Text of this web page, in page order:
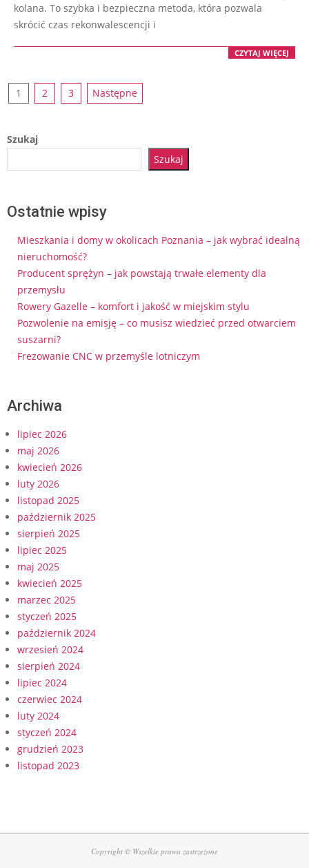
kolana. To szybka i bezpieczna metoda, która pozwala
skrócić czas rekonwalescencji i
CZYTAJ WIĘCEJ
Stronicowanie
1 2 3 Następne
Szukaj
Szukaj
Ostatnie wpisy
Mieszkania i domy w okolicach Poznania – jak wybrać idealną
nieruchomość?
Producent sprężyn – jak powstają trwałe elementy dla
przemysłu
Rowery Gazelle – komfort i jakość w miejskim stylu
Pozwolenie na emisję – co musisz wiedzieć przed otwarciem
suszarni?
Frezowanie CNC w przemyśle lotniczym
Archiwa
lipiec 2026
maj 2026
kwiecień 2026
luty 2026
listopad 2025
październik 2025
sierpień 2025
lipiec 2025
maj 2025
kwiecień 2025
marzec 2025
styczeń 2025
październik 2024
wrzesień 2024
sierpień 2024
lipiec 2024
czerwiec 2024
luty 2024
styczeń 2024
grudzień 2023
listopad 2023
Copyright © Wszelkie prawa zastrzeżone